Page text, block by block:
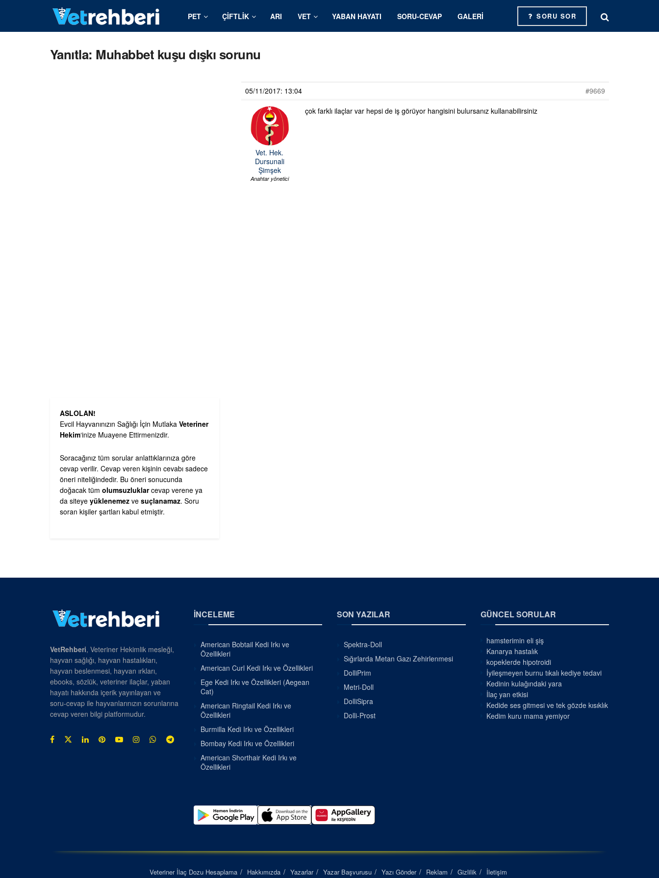
PET ÇIFTLIK ARI VET YABAN HAYATI SORU-CEVAP GALERI SORU SOR
Yanıtla: Muhabbet kuşu dışkı sorunu
05/11/2017: 13:04 #9669
Vet. Hek.
Dursunali
Şimşek
Anahtar yönetici
çok farklı ilaçlar var hepsi de iş görüyor hangisini bulursanız kullanabilirsiniz
ASLOLAN!
Evcil Hayvanınızın Sağlığı İçin Mutlaka Veteriner
Hekim‘inize Muayene Ettirmenizdir.
Soracağınız tüm sorular anlattıklarınıza göre
cevap verilir. Cevap veren kişinin cevabı sadece
öneri niteliğindedir. Bu öneri sonucunda
doğacak tüm olumsuzluklarcevap verene ya
da siteye yüklenemez ve suçlanamaz. Soru
soran kişiler şartları kabul etmiştir.
VetRehberi, Veteriner Hekimlik mesleği,
hayvan sağlığı, hayvan hastalıkları,
hayvan beslenmesi, hayvan ırkları,
ebooks, sözlük, veteriner ilaçlar, yaban
hayatı hakkında içerik yayınlayan ve
soru-cevap ile hayvanlarınızın sorunlarına
cevap veren bilgi platformudur.
İNCELEME
American Bobtail Kedi Irkı ve
Özellikleri
American Curl Kedi Irkı ve Özellikleri
Ege Kedi Irkı ve Özellikleri (Aegean
Cat)
American Ringtail Kedi Irkı ve
Özellikleri
Burmilla Kedi Irkı ve Özellikleri
Bombay Kedi Irkı ve Özellikleri
American Shorthair Kedi Irkı ve
Özellikleri
SON YAZILAR
Spektra-Doll
Sığırlarda Metan Gazı Zehirlenmesi
DolliPrim
Metri-Doll
DolliSipra
Dolli-Prost
GÜNCEL SORULAR
hamsterimin eli şiş
Kanarya hastalık
kopeklerde hipotroidi
İyileşmeyen burnu tıkalı kediye tedavi
Kedinin kulağındaki yara
İlaç yan etkisi
Kedide ses gitmesi ve tek gözde kısıklık
Kedim kuru mama yemiyor
Veteriner İlaç Dozu Hesaplama Hakkımızda Yazarlar Yazar Başvurusu Yazı Gönder Reklam Gizlilik İletişim